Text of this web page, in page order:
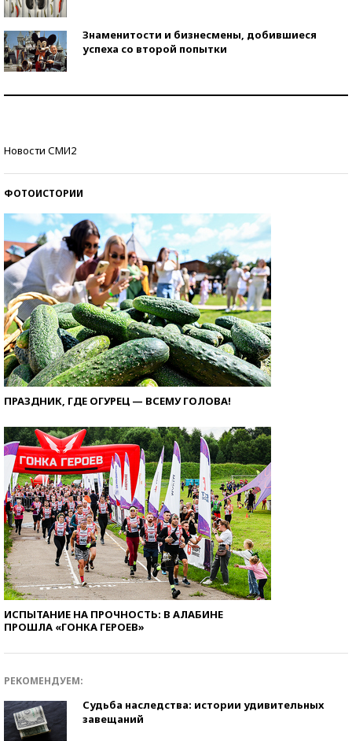
Знаменитости и бизнесмены, добившиеся
успеха со второй попытки
Новости СМИ2
ФОТОИСТОРИИ
ПРАЗДНИК, ГДЕ ОГУРЕЦ — ВСЕМУ ГОЛОВА!
ИСПЫТАНИЕ НА ПРОЧНОСТЬ: В АЛАБИНЕ
ПРОШЛА «ГОНКА ГЕРОЕВ»
РЕКОМЕНДУЕМ:
Судьба наследства: истории удивительных
завещаний